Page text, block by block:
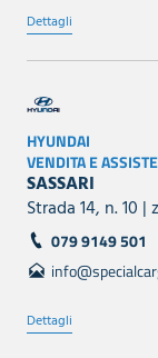
Dettagli
HYUNDAI
VENDITA E
SASSARI
Strada 14, n. 10 |
079 9149 501
Dettagli